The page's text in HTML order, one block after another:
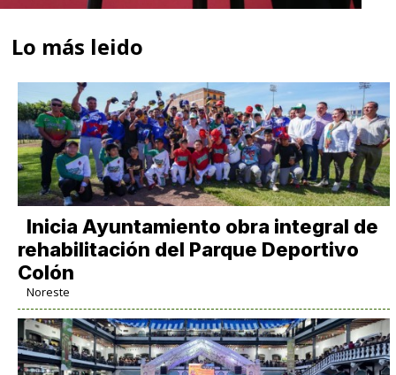
Lo más leido
Inicia Ayuntamiento obra integral de
rehabilitación del Parque Deportivo
Colón
Noreste